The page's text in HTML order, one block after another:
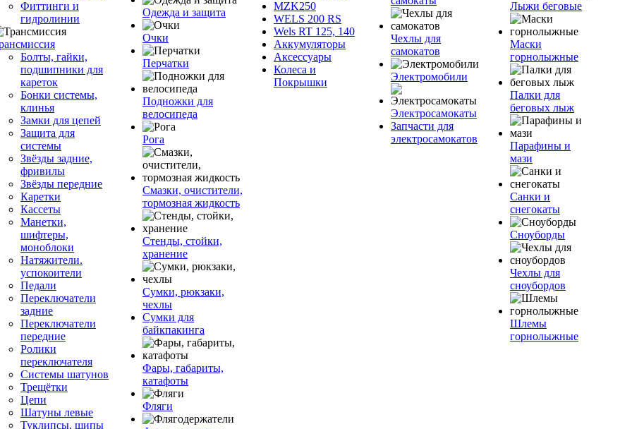
Фиттинги и
гидролинии
Болты, гайки,
подшипники для
кареток
Бонки системы,
клинья
Замки для цепей
Защита для
системы
Звёзды задние,
фривилы
Звёзды передние
Каретки
Кассеты
Манетки,
шифтеры,
моноблоки
Натяжители.
успокоители
Педали
Переключатели
задние
Переключатели
передние
Ролики
переключателя
Системы шатунов
Трещётки
Цепи
Шатуны левые
Туклипсы, шипы
Одежда и защита
Очки
Перчатки
Подножки для
велосипеда
Рога
Смазки, очистители,
тормозная жидкость
Стенды, стойки,
хранение
Сумки, рюкзаки,
чехлы
Сумки для
байкпакинга
Фары, габариты,
катафоты
Фляги
MZK250
WELS 200 RS
Wels RT 125, 140
Аккумуляторы
Аксессуары
Колеса и
Покрышки
Чехлы для
самокатов
Электромобили
Электросамокаты
Запчасти для
электросамокатов
Лыжи беговые
Маски
горнолыжные
Палки для
беговых лыж
Парафины и
мази
Санки и
снегокаты
Сноуборды
Чехлы для
сноубордов
Шлемы
горнолыжные